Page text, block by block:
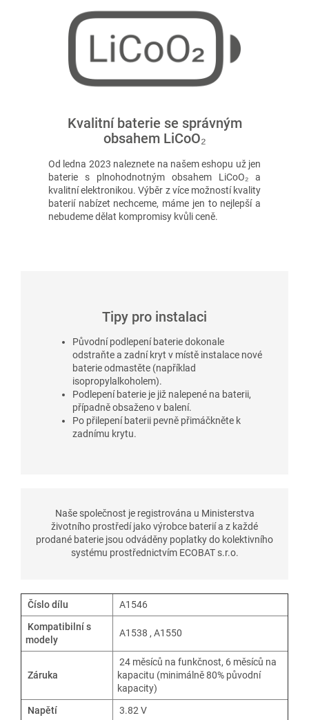
Kvalitní baterie se správným
obsahem LiCoO₂
Od ledna 2023 naleznete na našem eshopu už jen
baterie s plnohodnotným obsahem LiCoO₂ a
kvalitní elektronikou. Výběr z více možností kvality
baterií nabízet nechceme, máme jen to nejlepší a
nebudeme dělat kompromisy kvůli ceně.
Tipy pro instalaci
Původní podlepení baterie dokonale
odstraňte a zadní kryt v místě instalace nové
baterie odmastěte (například
isopropylalkoholem).
Podlepení baterie je již nalepené na baterii,
případně obsaženo v balení.
Po přilepení baterii pevně přimáčkněte k
zadnímu krytu.
Naše společnost je registrována u Ministerstva
životního prostředí jako výrobce baterií a z každé
prodané baterie jsou odváděny poplatky do kolektivního
systému prostřednictvím ECOBAT s.r.o.
Číslo dílu
A1546
Kompatibilní s
modely
A1538 , A1550
Záruka
24 měsíců na funkčnost, 6 měsíců na
kapacitu (minimálně 80% původní
kapacity)
Napětí
3.82 V